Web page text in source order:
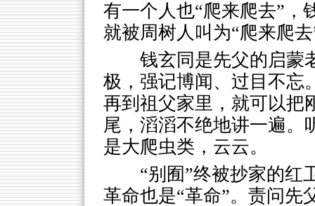
有一个人也“爬来爬去”，
就被周树人叫为“爬来爬
钱玄同是先父的启蒙
极，强记博闻、过目不忘
再到祖父家里，就可以把
尾，滔滔不绝地讲一遍。
是大爬虫类，云云。
“别囿”终被抄家的红
革命也是“革命”。责问先